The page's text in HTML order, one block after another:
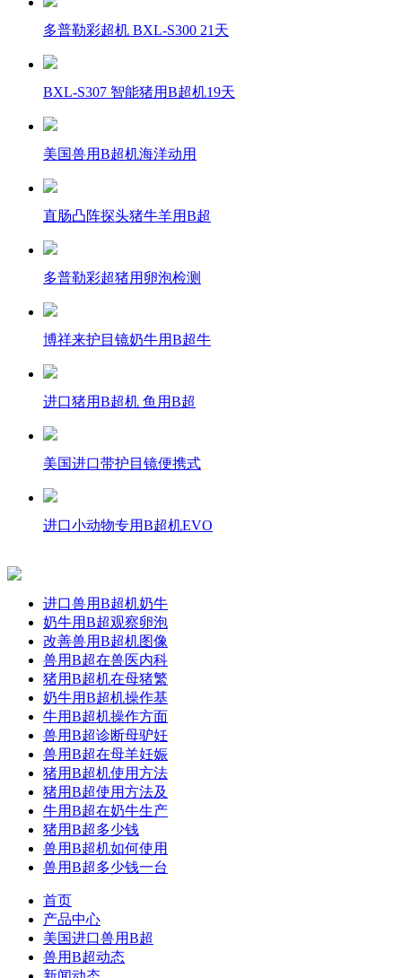
多普勒彩超机 BXL-S300 21天
BXL-S307 智能猪用B超机19天
美国兽用B超机海洋动用
直肠凸阵探头猪牛羊用B超
多普勒彩超猪用卵泡检测
博祥来护目镜奶牛用B超牛
进口猪用B超机 鱼用B超
美国进口带护目镜便携式
进口小动物专用B超机EVO
进口兽用B超机奶牛
奶牛用B超观察卵泡
改善兽用B超机图像
兽用B超在兽医内科
猪用B超机在母猪繁
奶牛用B超机操作基
牛用B超机操作方面
兽用B超诊断母驴妊
兽用B超在母羊妊娠
猪用B超机使用方法
猪用B超使用方法及
牛用B超在奶牛生产
猪用B超多少钱
兽用B超机如何使用
兽用B超多少钱一台
首页
产品中心
美国进口兽用B超
兽用B超动态